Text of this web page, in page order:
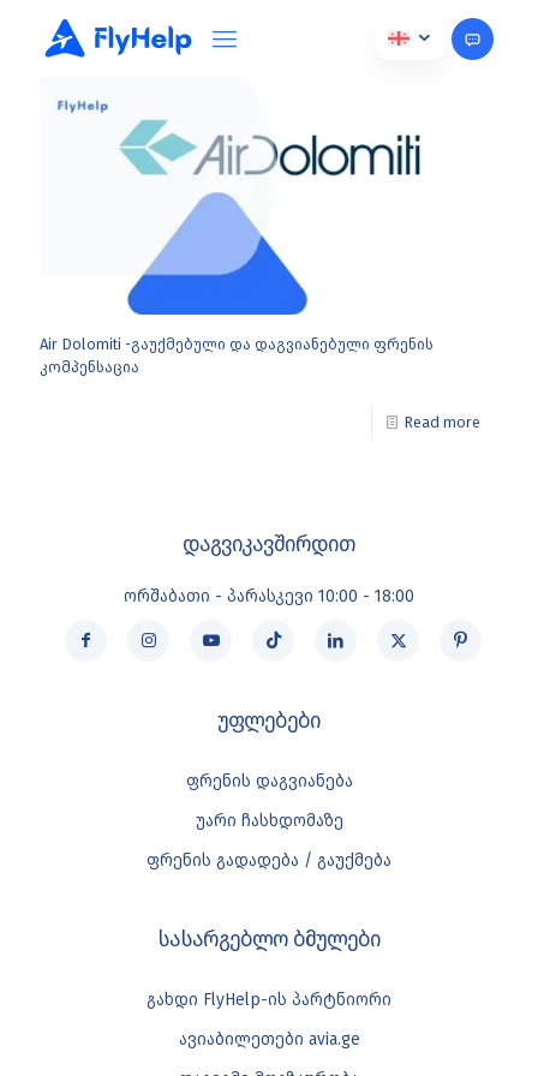
ოქტომბერი 21, 2024
Air Dolomiti -გაუქმებული და დაგვიანებული ფრენის
კომპენსაცია
Read more
დაგვიკავშირდით
ორშაბათი - პარასკევი 10:00 - 18:00
უფლებები
ფრენის დაგვიანება
უარი ჩასხდომაზე
ფრენის გადადება / გაუქმება
სასარგებლო ბმულები
გახდი FlyHelp-ის პარტნიორი
ავიაბილეთები avia.ge